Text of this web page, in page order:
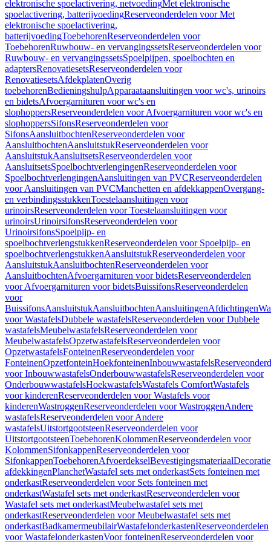
elektronische spoelactivering, netvoedingMet elektronische
spoelactivering, batterijvoedingReserveonderdelen voor Met
elektronische spoelactivering,
batterijvoedingToebehorenReserveonderdelen voor
ToebehorenRuwbouw- en vervangingssetsReserveonderdelen voor
Ruwbouw- en vervangingssetsSpoelpijpen, spoelbochten en
adaptersRenovatiesetsReserveonderdelen voor
RenovatiesetsAfdekplatenOverig
toebehorenBedieningshulpApparaataansluitingen voor wc's, urinoirs
en bidetsAfvoergarnituren voor wc's en
slophoppersReserveonderdelen voor Afvoergarnituren voor wc's en
slophoppersSifonsReserveonderdelen voor
SifonsAansluitbochtenReserveonderdelen voor
AansluitbochtenAansluitstukReserveonderdelen voor
AansluitstukAansluitsetsReserveonderdelen voor
AansluitsetsSpoelbochtverlengingenReserveonderdelen voor
SpoelbochtverlengingenAansluitingen van PVCReserveonderdelen
voor Aansluitingen van PVCManchetten en afdekkappenOvergang-
en verbindingsstukkenToestelaansluitingen voor
urinoirsReserveonderdelen voor Toestelaansluitingen voor
urinoirsUrinoirsifonsReserveonderdelen voor
UrinoirsifonsSpoelpijp- en
spoelbochtverlengstukkenReserveonderdelen voor Spoelpijp- en
spoelbochtverlengstukkenAansluitstukReserveonderdelen voor
AansluitstukAansluitbochtenReserveonderdelen voor
AansluitbochtenAfvoergarnituren voor bidetsReserveonderdelen
voor Afvoergarnituren voor bidetsBuissifonsReserveonderdelen
voor
BuissifonsAansluitstukAansluitbochtenAansluitingenAfdichtingen
voor WastafelsDubbele wastafelsReserveonderdelen voor Dubbele
wastafelsMeubelwastafelsReserveonderdelen voor
MeubelwastafelsOpzetwastafelsReserveonderdelen voor
OpzetwastafelsFonteinenReserveonderdelen voor
FonteinenOpzetfonteinHoekfonteinenInbouwwastafels
voor InbouwwastafelsOnderbouwwastafelsReserveonderdelen voor
OnderbouwwastafelsHoekwastafelsWastafels ComfortWastafels
voor kinderenReserveonderdelen voor Wastafels voor
kinderenWastroggenReserveonderdelen voor WastroggenAndere
wastafelsReserveonderdelen voor Andere
wastafelsUitstortgootsteenReserveonderdelen voor
UitstortgootsteenToebehorenKolommenReserveonderdelen voor
KolommenSifonkappenReserveonderdelen voor
SifonkappenToebehorenAfvoerdekselBevestigingsmateriaal
afdekkingenPlanchetWastafel sets met onderkastSets fonteinen met
onderkastReserveonderdelen voor Sets fonteinen met
onderkastWastafel sets met onderkastReserveonderdelen voor
Wastafel sets met onderkastMeubelwastafel sets met
onderkastReserveonderdelen voor Meubelwastafel sets met
onderkastBadkamermeubilairWastafelonderkastenReserveonderdelen
voor WastafelonderkastenVoor fonteinenReserveonderdelen voor